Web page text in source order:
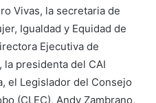
Vivas, la secretaria de
Igualdad y Equidad de
Ejecutiva de
la presidenta del CAI
el Legislador del Consejo
(CLEC), Andy Zambrano,